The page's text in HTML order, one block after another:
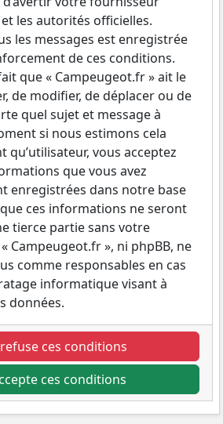
les autorités officielles.
les messages est enregistrée
de ces conditions.
que « Campeugeot.fr » ait le
de modifier, de déplacer ou de
quel sujet et message à
si nous estimons cela
qu’utilisateur, vous acceptez
que vous avez
enregistrées dans notre base
ces informations ne seront
tierce partie sans votre
Campeugeot.fr », ni phpBB, ne
comme responsables en cas
informatique visant à
données.
refuse ces conditions
ces conditions